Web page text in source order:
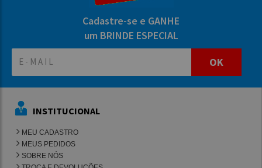
Cadastre-se e GANHE
um BRINDE ESPECIAL
OK
INSTITUCIONAL
MEU CADASTRO
MEUS PEDIDOS
SOBRE NÓS